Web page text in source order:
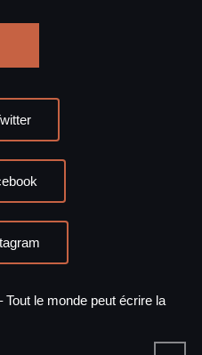
le monde peut écrire la